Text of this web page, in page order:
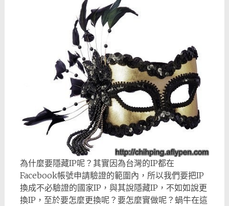
為什麼要隱藏IP呢？其實因為台灣的IP都在
Facebook帳號申請驗證的範圍內，所以我們要把IP
換成不必驗證的國家IP，與其說隱藏IP，不如如說更
換IP，至於要怎麼更換呢？要怎麼實做呢？蝸牛在這